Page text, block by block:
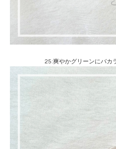
25:爽やかグリーンにバカ